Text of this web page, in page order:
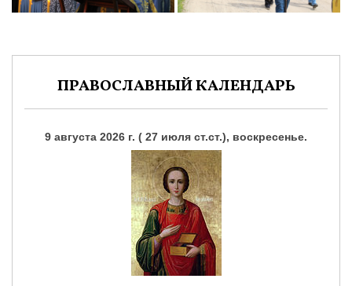
ПРАВОСЛАВНЫЙ КАЛЕНДАРЬ
9 августа 2026 г. ( 27 июля ст.ст.), воскресенье.